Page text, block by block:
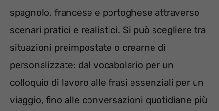
spagnolo, francese e portoghese attraverso
scenari pratici e realistici. Si può scegliere tra
situazioni preimpostate o crearne di
personalizzate: dal vocabolario per un
colloquio di lavoro alle frasi essenziali per un
viaggio, fino alle conversazioni quotidiane più